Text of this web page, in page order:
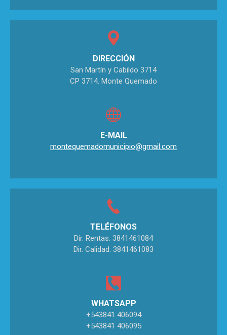
DIRECCIÓN
San Martín y Cabildo 3714
CP 3714. Monte Quemado
E-MAIL
montequemadomunicipio@gmail.com
TELÉFONOS
Dir. Rentas: 3841461084
Dir. Calidad: 3841461083
WHATSAPP
+543841 406094
+543841 406095